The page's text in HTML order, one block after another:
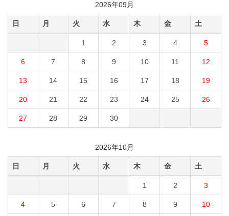
2026年09月
日 月 火 水 木 金 土
1 2 3 4 5
6 7 8 9 10 11 12
13 14 15 16 17 18 19
20 21 22 23 24 25 26
27 28 29 30
2026年10月
日 月 火 水 木 金 土
1 2 3
4 5 6 7 8 9 10